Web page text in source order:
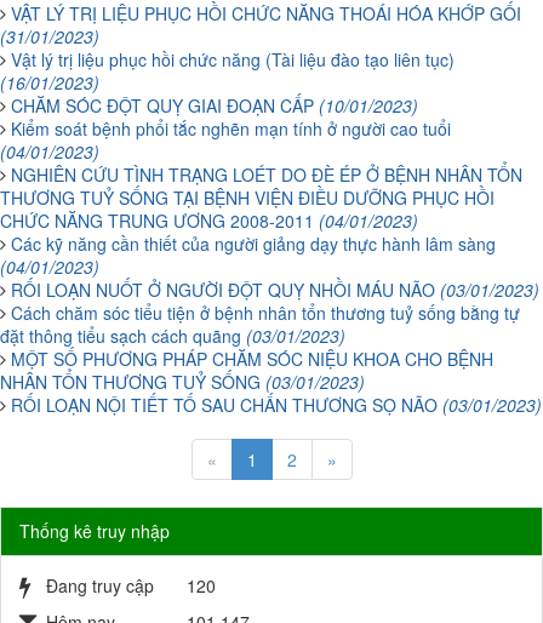
VẬT LÝ TRỊ LIỆU PHỤC HỒI CHỨC NĂNG THOÁI HÓA KHỚP GỐI
(31/01/2023)
Vật lý trị liệu phục hồi chức năng (Tài liệu đào tạo liên tục)
(16/01/2023)
CHĂM SÓC ĐỘT QUỴ GIAI ĐOẠN CẤP (10/01/2023)
Kiểm soát bệnh phổi tắc nghẽn mạn tính ở người cao tuổi
(04/01/2023)
NGHIÊN CỨU TÌNH TRẠNG LOÉT DO ĐÈ ÉP Ở BỆNH NHÂN TỔN
THƯƠNG TUỶ SỐNG TẠI BỆNH VIỆN ĐIỀU DƯỠNG PHỤC HỒI
CHỨC NĂNG TRUNG ƯƠNG 2008-2011 (04/01/2023)
Các kỹ năng cần thiết của người giảng dạy thực hành lâm sàng
(04/01/2023)
RỐI LOẠN NUỐT Ở NGƯỜI ĐỘT QUỴ NHỒI MÁU NÃO (03/01/2023)
Cách chăm sóc tiểu tiện ở bệnh nhân tổn thương tuỷ sống bằng tự
đặt thông tiểu sạch cách quãng (03/01/2023)
MỘT SỐ PHƯƠNG PHÁP CHĂM SÓC NIỆU KHOA CHO BỆNH
NHÂN TỔN THƯƠNG TUỶ SỐNG (03/01/2023)
RỐI LOẠN NỘI TIẾT TỐ SAU CHẤN THƯƠNG SỌ NÃO (03/01/2023)
« 1 2 »
Thống kê truy nhập
Đang truy cập
120